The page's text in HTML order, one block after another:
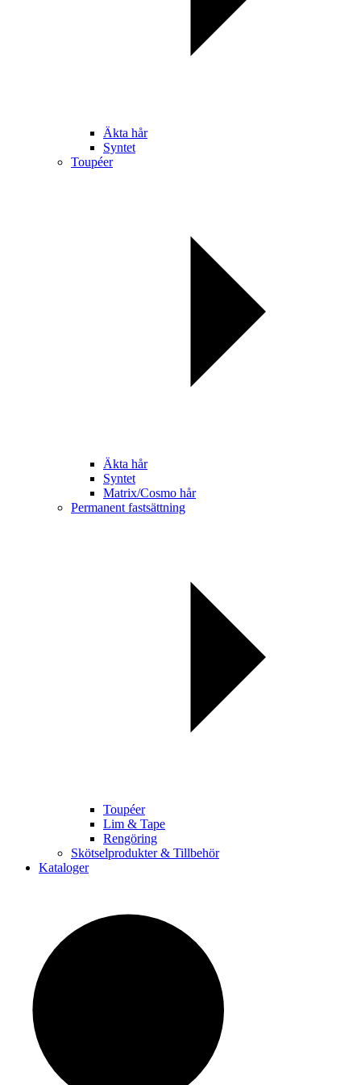
Äkta hår
Syntet
Toupéer
Äkta hår
Syntet
Matrix/Cosmo hår
Permanent fastsättning
Toupéer
Lim & Tape
Rengöring
Skötselprodukter & Tillbehör
Kataloger